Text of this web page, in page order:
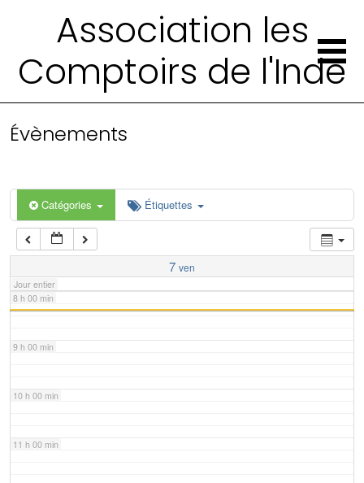
Association les
Comptoirs de l'Inde
Évènements
Catégories Étiquettes
7 ven
Jour entier
4 h 00 min
6 h 00 min
7 h 00 min
8 h 00 min
9 h 00 min
10 h 00 min
11 h 00 min